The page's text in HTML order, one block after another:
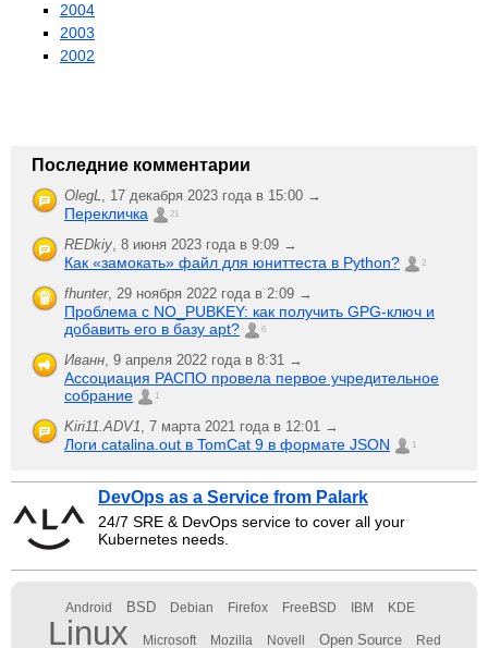
2004
2003
2002
Последние комментарии
OlegL, 17 декабря 2023 года в 15:00 →
Перекличка 21
REDkiy, 8 июня 2023 года в 9:09 →
Как «замокать» файл для юниттеста в Python? 2
fhunter, 29 ноября 2022 года в 2:09 →
Проблема с NO_PUBKEY: как получить GPG-ключ и
добавить его в базу apt?
6
Иванн, 9 апреля 2022 года в 8:31 →
Ассоциация РАСПО провела первое учредительное
собрание
1
Kiri11.ADV1, 7 марта 2021 года в 12:01 →
Логи catalina.out в TomCat 9 в формате JSON 1
DevOps as a Service from Palark
24/7 SRE & DevOps service to cover all your
Kubernetes needs.
Android BSD Debian Firefox FreeBSD IBM KDE
Linux Microsoft Mozilla Novell Open Source Red